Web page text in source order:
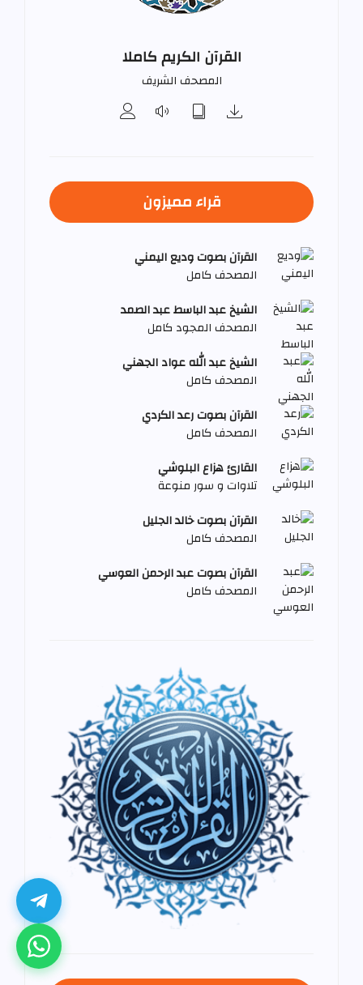
القرآن الكريم كاملا
المصحف الشريف
قراء مميزون
القرآن بصوت وديع اليمني
المصحف كامل
الشيخ عبد الباسط عبد الصمد
المصحف المجود كامل
الشيخ عبد الله عواد الجهني
المصحف كامل
القرآن بصوت رعد الكردي
المصحف كامل
القارئ هزاع البلوشي
تلاوات و سور منوعة
القرآن بصوت خالد الجليل
المصحف كامل
القرآن بصوت عبد الرحمن العوسي
المصحف كامل